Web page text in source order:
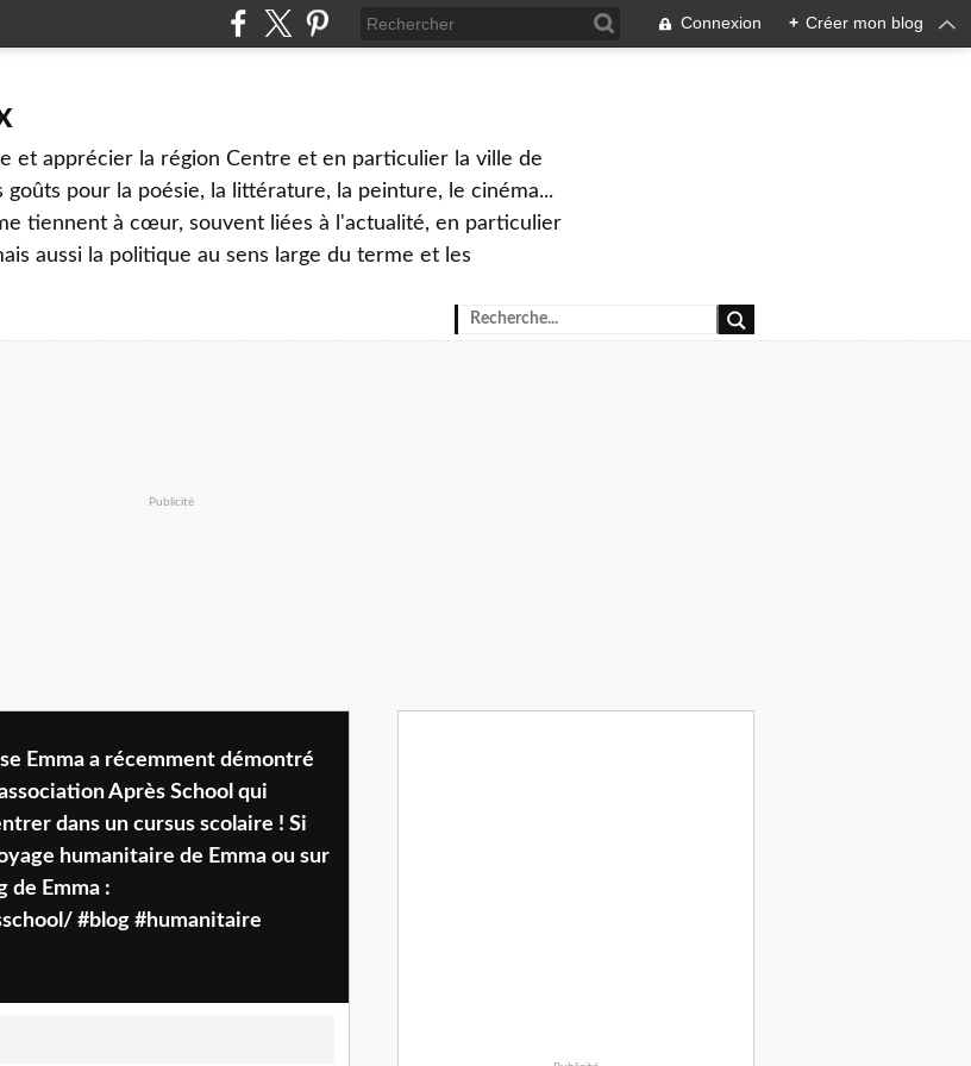
Connexion + Créer mon blog
et apprécier la région Centre et en particulier la ville de
pour la poésie, la littérature, la peinture, le cinéma...
tiennent à cœur, souvent liées à l'actualité, en particulier
aussi la politique au sens large du terme et les
Publicité
Emma a récemment démontré
Après School qui
dans un cursus scolaire ! Si
humanitaire de Emma ou sur
de Emma :
#blog #humanitaire